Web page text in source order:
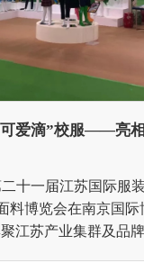
十一届江苏国际服
料博览会在南京国
江苏产业集群及品